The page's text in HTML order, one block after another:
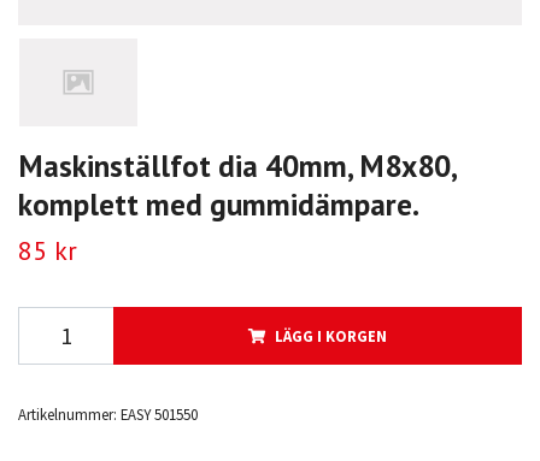
Maskinställfot dia 40mm, M8x80,
komplett med gummidämpare.
85 kr
LÄGG I KORGEN
Artikelnummer: EASY 501550